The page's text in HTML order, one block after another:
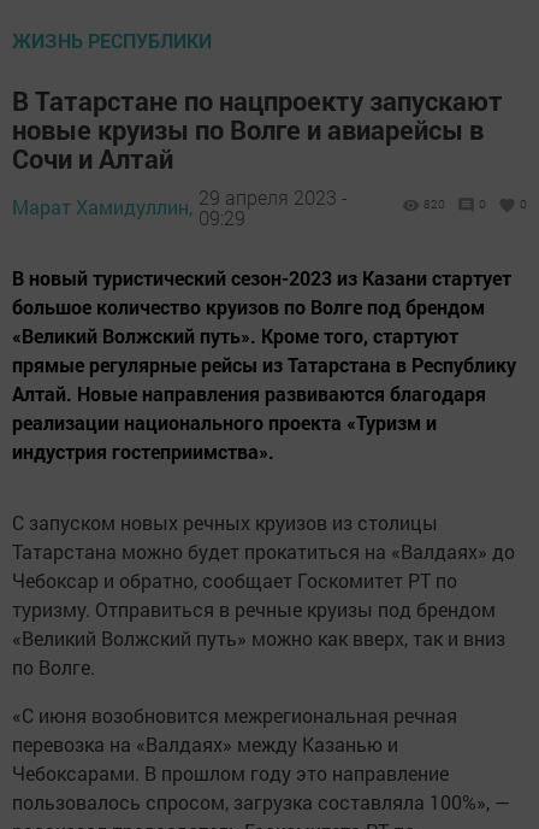
ЖИЗНЬ РЕСПУБЛИКИ
В Татарстане по нацпроекту запускают
новые круизы по Волге и авиарейсы в
Сочи и Алтай
Марат Хамидуллин, 29 апреля 2023 -
09:29
820 0 0
В новый туристический сезон-2023 из Казани стартует
большое количество круизов по Волге под брендом
«Великий Волжский путь». Кроме того, стартуют
прямые регулярные рейсы из Татарстана в Республику
Алтай. Новые направления развиваются благодаря
реализации национального проекта «Туризм и
индустрия гостеприимства».
С запуском новых речных круизов из столицы
Татарстана можно будет прокатиться на «Валдаях» до
Чебоксар и обратно, сообщает Госкомитет РТ по
туризму. Отправиться в речные круизы под брендом
«Великий Волжский путь» можно как вверх, так и вниз
по Волге.
«С июня возобновится межрегиональная речная
перевозка на «Валдаях» между Казанью и
Чебоксарами. В прошлом году это направление
пользовалось спросом, загрузка составляла 100%», —